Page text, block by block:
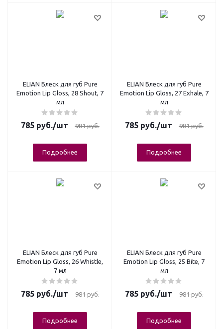
ELIAN Блеск для губ Pure
Emotion Lip Gloss, 28 Shout, 7
мл
785руб./шт 981руб.
Подробнее
ELIAN Блеск для губ Pure
Emotion Lip Gloss, 27 Exhale, 7
мл
785руб./шт 981руб.
Подробнее
ELIAN Блеск для губ Pure
Emotion Lip Gloss, 26 Whistle,
7 мл
785руб./шт 981руб.
Подробнее
ELIAN Блеск для губ Pure
Emotion Lip Gloss, 25 Bite, 7
мл
785руб./шт 981руб.
Подробнее